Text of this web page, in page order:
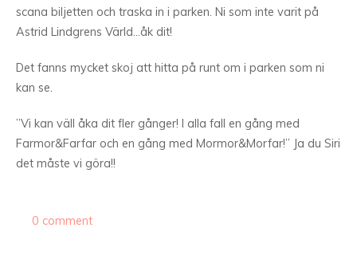
scana biljetten och traska in i parken. Ni som inte varit på
Astrid Lindgrens Värld…åk dit!
Det fanns mycket skoj att hitta på runt om i parken som ni
kan se.
”Vi kan väll åka dit fler gånger! I alla fall en gång med
Farmor&Farfar och en gång med Mormor&Morfar!” Ja du Siri
det måste vi göra!!
0 comment